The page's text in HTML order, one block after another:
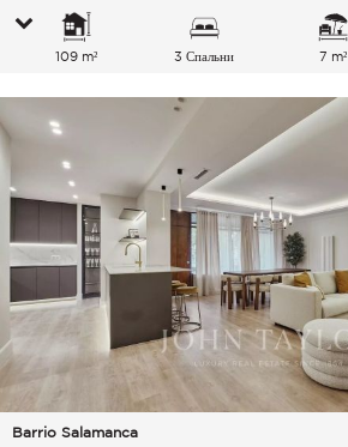
109 m² 3 Спальни 7 m²
Barrio Salamanca